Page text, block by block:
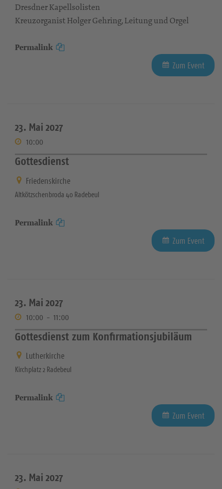
Dresdner Kapellsolisten
Kreuzorganist Holger Gehring, Leitung und Orgel
Permalink
Zum Event
23. Mai 2027
10:00
Gottesdienst
Friedenskirche
Altkötzschenbroda 40 Radebeul
Permalink
Zum Event
23. Mai 2027
10:00 - 11:00
Gottesdienst zum Konfirmationsjubiläum
Lutherkirche
Kirchplatz 2 Radebeul
Permalink
Zum Event
23. Mai 2027